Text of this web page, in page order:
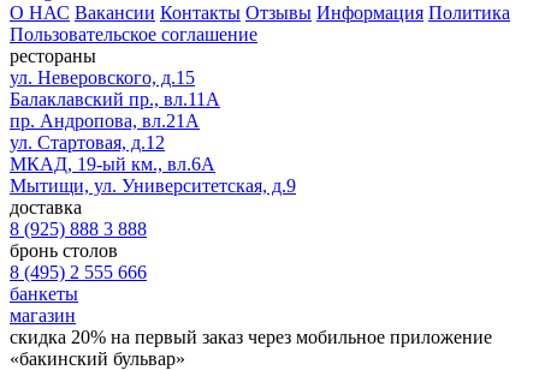
О НАС Вакансии Контакты Отзывы Информация Политика
Пользовательское соглашение
рестораны
ул. Неверовского, д.15
Балаклавский пр., вл.11А
пр. Андропова, вл.21А
ул. Стартовая, д.12
МКАД, 19-ый км., вл.6А
Мытищи, ул. Университетская, д.9
доставка
8 (925) 888 3 888
бронь столов
8 (495) 2 555 666
банкеты
магазин
скидка 20% на первый заказ через мобильное приложение
«бакинский бульвар»